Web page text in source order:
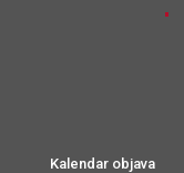
Kalendar objava